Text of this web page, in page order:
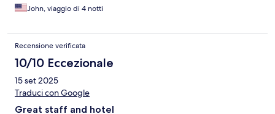
John, viaggio di 4 notti
Recensione verificata
10/10 Eccezionale
15 set 2025
Traduci con Google
Great staff and hotel